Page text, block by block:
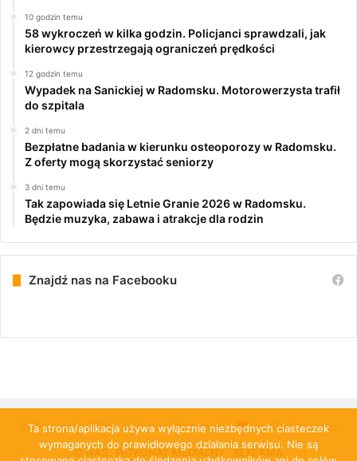
10 godzin temu
58 wykroczeń w kilka godzin. Policjanci sprawdzali, jak
kierowcy przestrzegają ograniczeń prędkości
12 godzin temu
Wypadek na Sanickiej w Radomsku. Motorowerzysta trafił
do szpitala
2 dni temu
Bezpłatne badania w kierunku osteoporozy w Radomsku.
Z oferty mogą skorzystać seniorzy
3 dni temu
Tak zapowiada się Letnie Granie 2026 w Radomsku.
Będzie muzyka, zabawa i atrakcje dla rodzin
Znajdź nas na Facebooku
© Copyright 2026, All Rights Reserved | PulsRadomska.pl
O NAS PATRONAT MEDIALNY REKLAMA
Ta strona/aplikacja używa wyłącznie niezbędnych ciasteczek
wymaganych do prawidłowego działania serwisu. Nie są